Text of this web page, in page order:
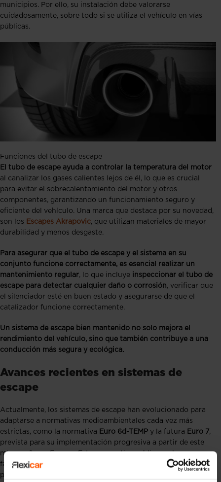
municipios. Por ello, su instalación debe valorarse
cuidadosamente, sobre todo si se utiliza el vehículo en vías
públicas.
Funciones del tubo de escape
El tubo de escape ayuda a controlar la temperatura del motor
al canalizar los gases calientes lejos de él, lo que es crucial
para evitar el sobrecalentamiento del motor y otros
componentes, garantizando un funcionamiento seguro y
eficiente del vehículo. Una marca que destaca por su novedad,
son los Escapes Akrapovic, que utilizan materiales de mayor
durabilidad y menos desgaste.
Para asegurar que el tubo de escape y el sistema en su
conjunto funcione correctamente, es esencial realizar un
mantenimiento regular, lo que incluye inspeccionar el tubo de
escape para detectar cualquier daño o corrosión, verificar que
el silenciador esté en buen estado y asegurarse de que el
catalizador funcione correctamente.
Un sistema de escape bien mantenido no solo mejora el
rendimiento del vehículo, sino que también contribuye a una
conducción más segura y ecológica.
Avances recientes en sistemas de
escape
Actualmente, los sistemas de escape han evolucionado para
adaptarse a normativas medioambientales cada vez más
estrictas, como la normativa Euro 6d-TEMP y la futura Euro 7,
prevista para su implementación progresiva a partir de este
mismo año en Europa. Estas normativas obligan a los
fabricantes a reducir aún más las emisiones de NOx y
partículas, lo que ha derivado en la incorporación de